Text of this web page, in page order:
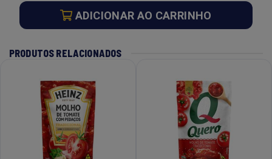
ADICIONAR AO CARRINHO
PRODUTOS RELACIONADOS